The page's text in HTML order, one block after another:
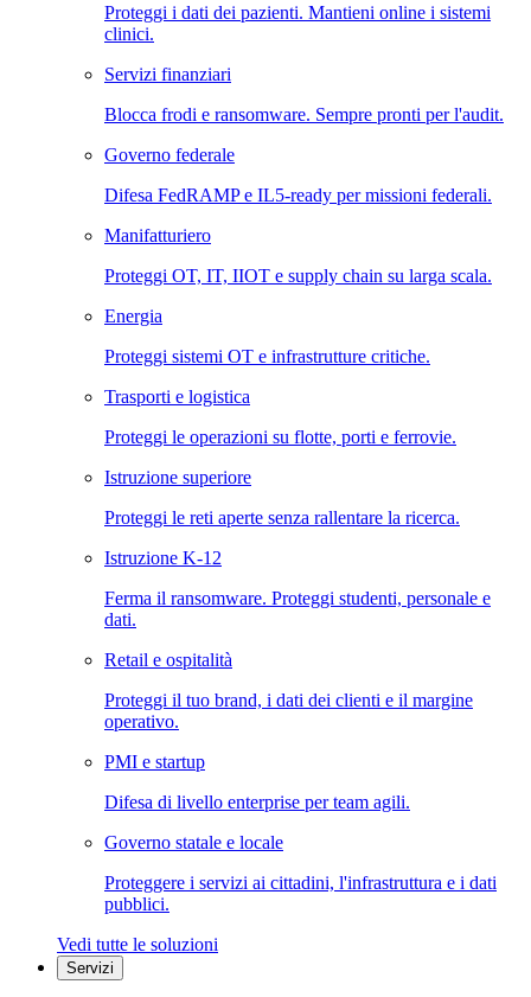
Proteggi i dati dei pazienti. Mantieni online i sistemi
clinici.
Servizi finanziari
Blocca frodi e ransomware. Sempre pronti per l'audit.
Governo federale
Difesa FedRAMP e IL5-ready per missioni federali.
Manifatturiero
Proteggi OT, IT, IIOT e supply chain su larga scala.
Energia
Proteggi sistemi OT e infrastrutture critiche.
Trasporti e logistica
Proteggi le operazioni su flotte, porti e ferrovie.
Istruzione superiore
Proteggi le reti aperte senza rallentare la ricerca.
Istruzione K-12
Ferma il ransomware. Proteggi studenti, personale e
dati.
Retail e ospitalità
Proteggi il tuo brand, i dati dei clienti e il margine
operativo.
PMI e startup
Difesa di livello enterprise per team agili.
Governo statale e locale
Proteggere i servizi ai cittadini, l'infrastruttura e i dati
pubblici.
Vedi tutte le soluzioni
Servizi